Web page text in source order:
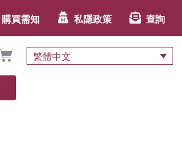
購買需知 私隱政策 查詢
繁體中文